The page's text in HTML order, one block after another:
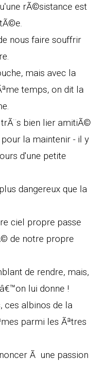
rÃ©sistance est
nous faire souffrir
mais avec la
temps, on dit la
bien lier amitiÃ©
la maintenir - il y
d'une petite
dangereux que la
ciel propre passe
de notre propre
de rendre, mais,
lui donne !
ces albinos de la
parmi les Ãªtres
Ã une passion